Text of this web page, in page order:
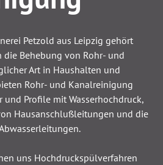
Petzold aus Leipzig gehört
Behebung von Rohr- und
Art in Haushalten und
Rohr- und Kanalreinigung
und Profile mit Wasserhochdruck,
Hausanschlußleitungen und die
uns Hochdruckspülverfahren